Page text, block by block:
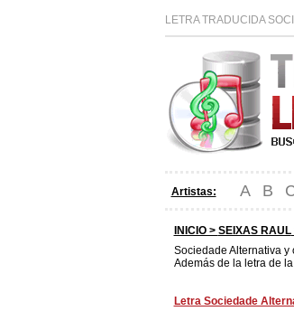
LETRA TRADUCIDA
Artistas: A B
INICIO > SEIXAS RAUL
Sociedade Alternativa y
Además de la letra de
Letra Sociedade